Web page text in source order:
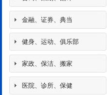
金融、证券、典当
健身、运动、俱乐部
家政、保洁、搬家
医院、诊所、保健